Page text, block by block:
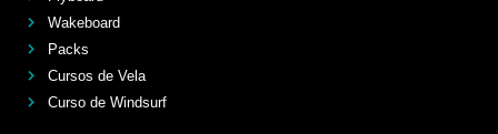
Wakeboard
Packs
Cursos de Vela
Curso de Windsurf